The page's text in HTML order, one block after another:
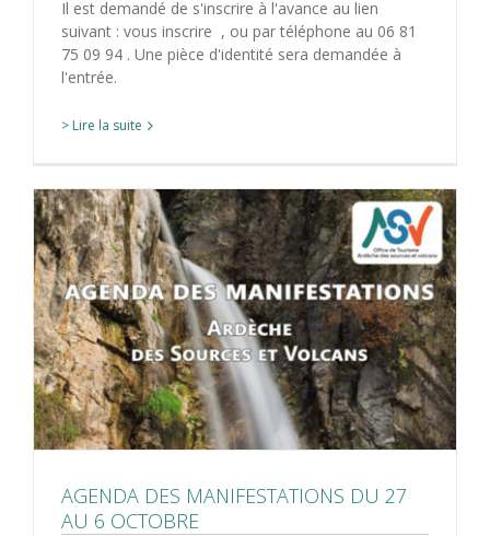
Il est demandé de s'inscrire à l'avance au lien
suivant : vous inscrire , ou par téléphone au 06 81
75 09 94 . Une pièce d'identité sera demandée à
l'entrée.
> Lire la suite
AGENDA DES MANIFESTATIONS DU 27
AU 6 OCTOBRE